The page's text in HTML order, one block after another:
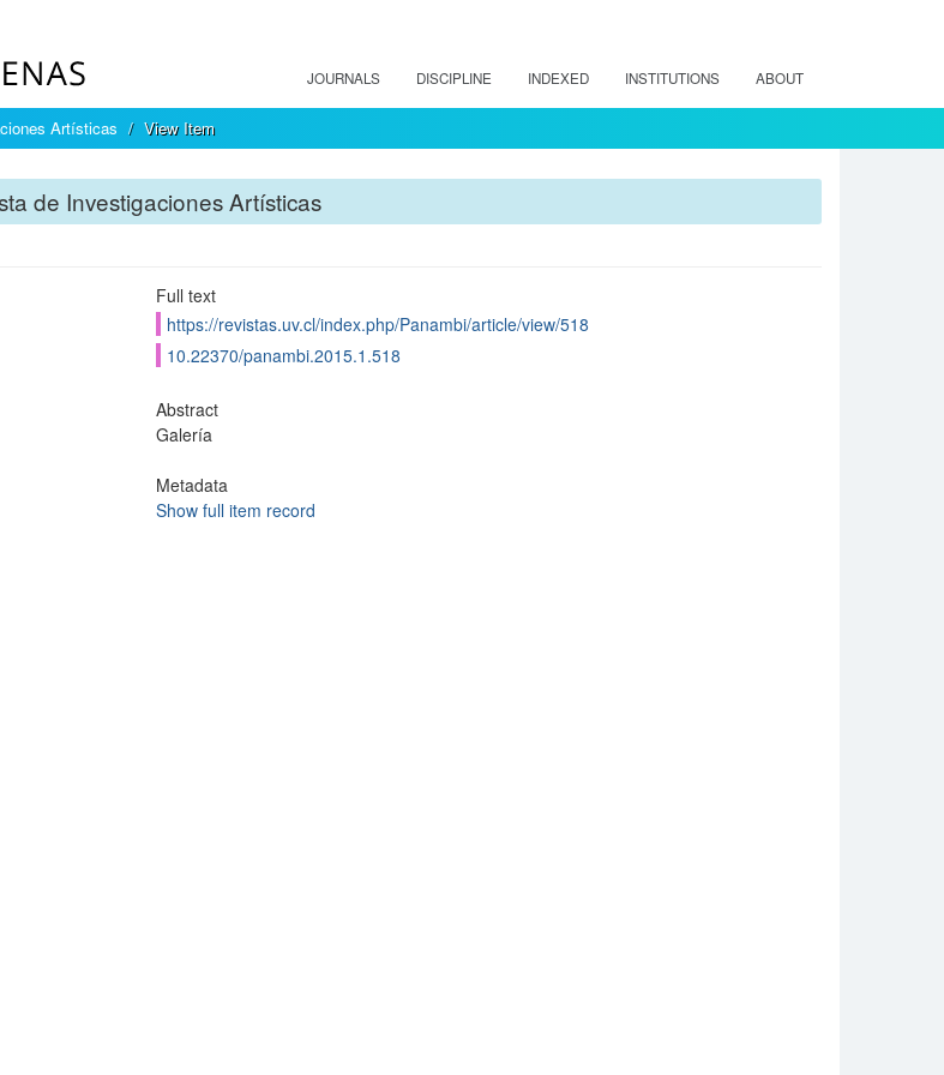
JOURNALS DISCIPLINE INDEXED INSTITUTIONS ABOUT
Artísticas View Item
de Investigaciones Artísticas
Full text
https://revistas.uv.cl/index.php/Panambi/article/view/518
10.22370/panambi.2015.1.518
Abstract
Galería
Metadata
Show full item record